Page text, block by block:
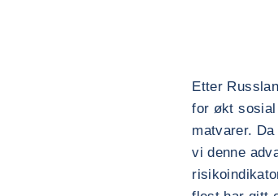
Etter
for økt sosial
matvarer.
vi denne